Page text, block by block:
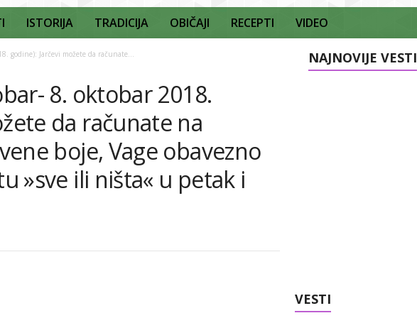
ISTORIJA TRADICIJA OBIČAJI RECEPTI VIDEO
godine): Jarčevi možete da računate...
8. oktobar 2018.
da računate na
boje, Vage obavezno
»sve ili ništa« u petak i
NAJNOVIJE VESTI
VESTI